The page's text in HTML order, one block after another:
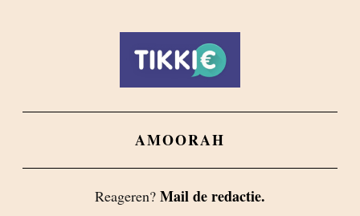
AMOORAH
Reageren? Mail de redactie.